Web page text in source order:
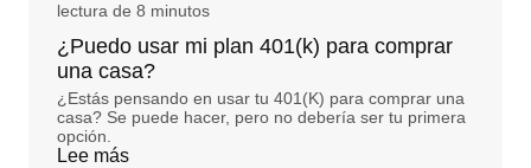
lectura de 8 minutos
¿Puedo usar mi plan 401(k) para comprar
una casa?
¿Estás pensando en usar tu 401(K) para comprar una
casa? Se puede hacer, pero no debería ser tu primera
opción.
Lee más